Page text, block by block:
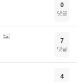
0
댓글
7
댓글
4